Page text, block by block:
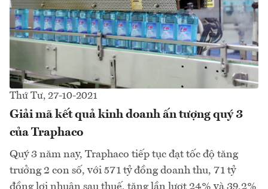
Thứ Tư, 27-10-2021
Giải mã kết quả kinh doanh ấn tượng quý 3
của Traphaco
Quý 3 năm nay, Traphaco tiếp tục đạt tốc độ tăng
trưởng 2 con số, với 571 tỷ đồng doanh thu, 71 tỷ
đồng lợi nhuận sau thuế, tăng lần lượt 24% và 39,2%